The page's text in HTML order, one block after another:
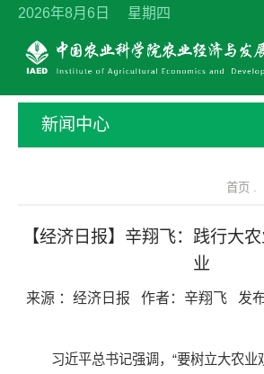
2026年8月6日 星期四
新闻中心
首页 .
【经济日报】辛翔飞：践行大
业
来源 ： 经济日报 作者： 辛翔飞 发
习近平总书记强调，“要树立大农